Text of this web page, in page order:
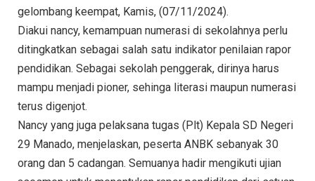
gelombang keempat, Kamis, (07/11/2024).
Diakui nancy, kemampuan numerasi di sekolahnya perlu
ditingkatkan sebagai salah satu indikator penilaian rapor
pendidikan. Sebagai sekolah penggerak, dirinya harus
mampu menjadi pioner, sehinga literasi maupun numerasi
terus digenjot.
Nancy yang juga pelaksana tugas (Plt) Kepala SD Negeri
29 Manado, menjelaskan, peserta ANBK sebanyak 30
orang dan 5 cadangan. Semuanya hadir mengikuti ujian